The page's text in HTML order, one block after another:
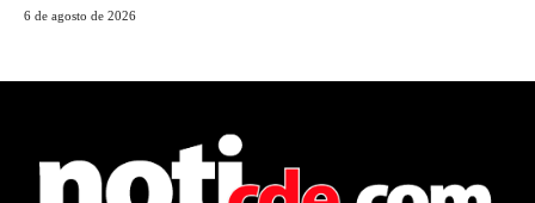
6 de agosto de 2026